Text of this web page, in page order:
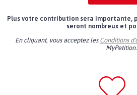
Plus votre contribution sera
seront nombreux et
En cliquant, vous acceptez les Conditions